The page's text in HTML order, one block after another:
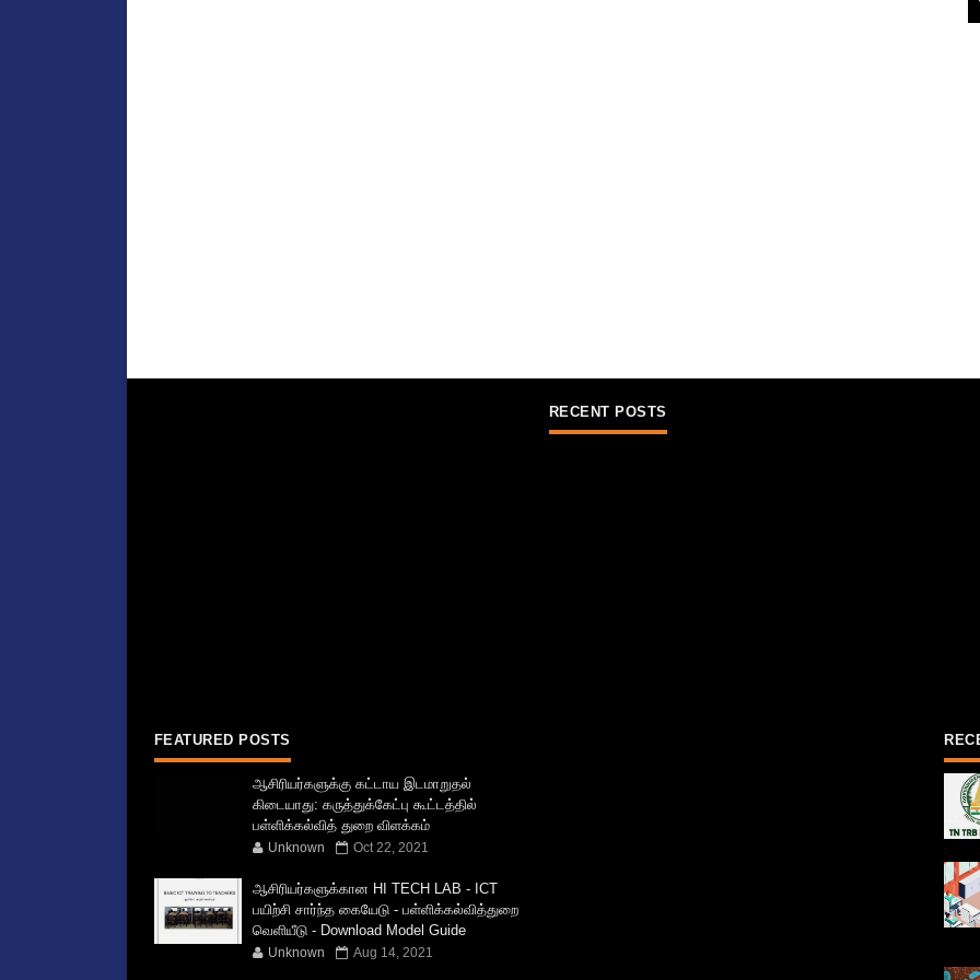
FEATURED POSTS
ஆசிரியர்களுக்கு கட்டாய இடமாறுதல்
கிடையாது: கருத்துக்கேட்பு கூட்டத்தில்
பள்ளிக்கல்வித் துறை விளக்கம்
Unknown Oct 22, 2021
ஆசிரியர்களுக்கான HI TECH LAB - ICT
பயிற்சி சார்ந்த கையேடு - பள்ளிக்கல்வித்துறை
வெளியீடு - Download Model Guide
Unknown Aug 14, 2021
RECENT POSTS